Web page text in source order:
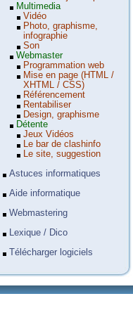
Multimedia
Vidéo
Photo, graphisme,
infographie
Son
Webmaster
Programmation web
Mise en page (HTML /
XHTML / CSS)
Référencement
Rentabiliser
Design, graphisme
Détente
Jeux Vidéos
Le bar de clashinfo
Le site, suggestion
Astuces informatiques
Aide informatique
Webmastering
Lexique / Dico
Télécharger logiciels